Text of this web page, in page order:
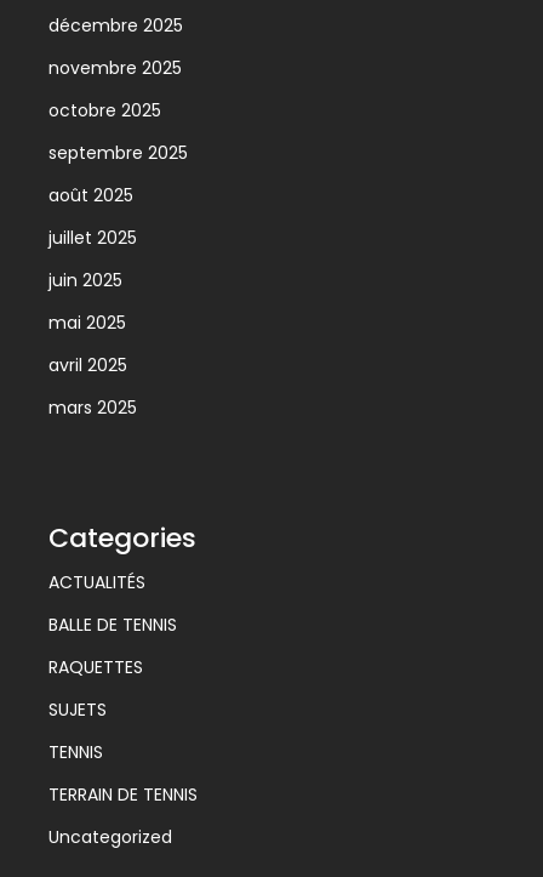
décembre 2025
novembre 2025
octobre 2025
septembre 2025
août 2025
juillet 2025
juin 2025
mai 2025
avril 2025
mars 2025
Categories
ACTUALITÉS
BALLE DE TENNIS
RAQUETTES
SUJETS
TENNIS
TERRAIN DE TENNIS
Uncategorized